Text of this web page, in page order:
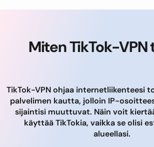
Miten TikTok-VPN
TikTok-VPN ohjaa internetliikenteesi
palvelimen kautta, jolloin IP-
sijaintisi muuttuvat. Näin voit
käyttää TikTokia, vaikka se olisi
alueellasi.